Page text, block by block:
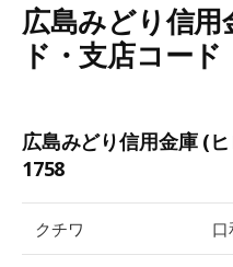
広島みどり信
ド・支店コード
広島みどり信用金庫 (
1758
クチワ